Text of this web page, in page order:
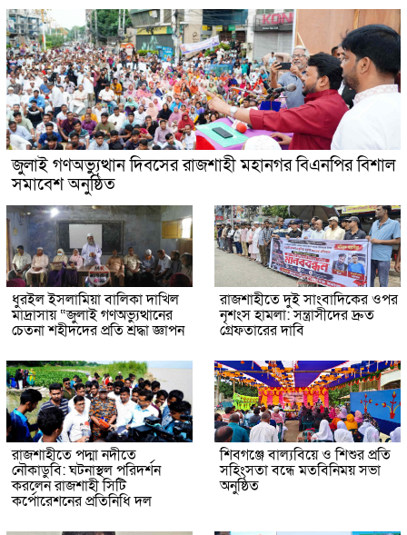
জুলাই গণঅভ্যুত্থান দিবসের রাজশাহী মহানগর বিএনপির বিশাল
সমাবেশ অনুষ্ঠিত
ধুরইল ইসলামিয়া বালিকা দাখিল
মাদ্রাসায় “জুলাই গণঅভ্যুত্থানের
চেতনা শহীদদের প্রতি শ্রদ্ধা জ্ঞাপন
রাজশাহীতে দুই সাংবাদিকের ওপর
নৃশংস হামলা: সন্ত্রাসীদের দ্রুত
গ্রেফতারের দাবি
রাজশাহীতে পদ্মা নদীতে
নৌকাডুবি: ঘটনাস্থল পরিদর্শন
করলেন রাজশাহী সিটি
কর্পোরেশনের প্রতিনিধি দল
শিবগঞ্জে বাল্যবিয়ে ও শিশুর প্রতি
সহিংসতা বন্ধে মতবিনিময় সভা
অনুষ্ঠিত